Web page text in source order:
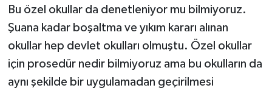
Bu özel okullar da denetleniyor mu bilmiyoruz.
Şuana kadar boşaltma ve yıkım kararı alınan
okullar hep devlet okulları olmuştu. Özel okullar
için prosedür nedir bilmiyoruz ama bu okulların da
aynı şekilde bir uygulamadan geçirilmesi